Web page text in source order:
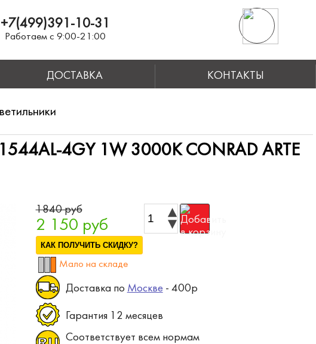
+7(499)391-10-31
Работаем с 9:00-21:00
ДОСТАВКА КОНТАКТЫ
4GY 1W 3000K CONRAD ARTE
1840 руб
2 150 руб
КАК ПОЛУЧИТЬ СКИДКУ?
Мало на складе
Доставка по Москве - 400р
Гарантия 12 месяцев
Соответствует всем нормам